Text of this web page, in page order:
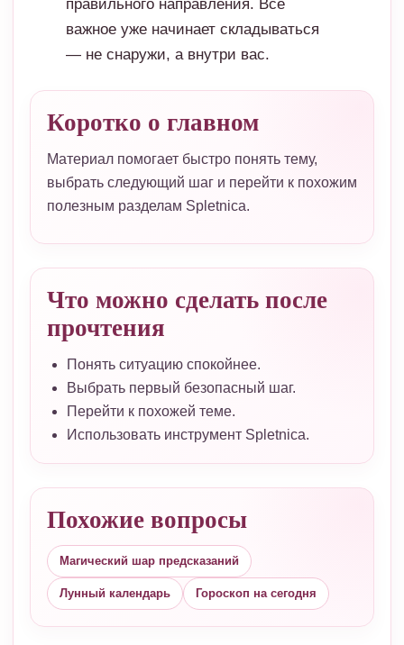
важное уже начинает складываться
— не снаружи, а внутри вас.
Коротко о главном
Материал помогает быстро понять тему,
выбрать следующий шаг и перейти к похожим
полезным разделам Spletnica.
Что можно сделать после
прочтения
Понять ситуацию спокойнее.
Выбрать первый безопасный шаг.
Перейти к похожей теме.
Использовать инструмент Spletnica.
Похожие вопросы
Магический шар предсказаний
Лунный календарь Гороскоп на сегодня